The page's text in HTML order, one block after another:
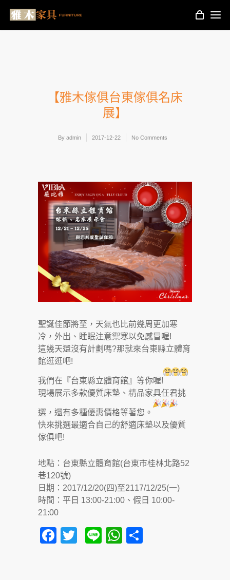
【雅木傢俱台東傢俱名床
展】
By admin 2017-12-22 No Comments
聖誕佳節將至，天氣也比前幾周更加寒
冷，外出、睡眠注意禦寒以免感冒喔!
這幾天還沒有計劃嗎?那就來台東縣立體育
館逛逛吧!
我們在『台東縣立體育館』等你喔!
現場展示多款優質床墊、精品家具任君挑
選，還有多種優惠價格等著您。
快來挑選最適合自己的舒適床墊以及優質
傢俱吧!
地點：台東縣立體育館(台東市桂林北路52
巷120號)
日期：2017/12/20(四)至2117/12/25(一)
時間：平日 13:00-21:00、假日 10:00-
21:00
Facebook
Twitter
LineWhatsApp